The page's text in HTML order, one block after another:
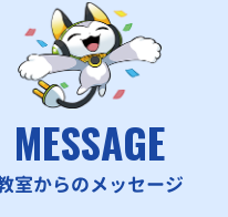
MESSAGE
室からのメッセージ